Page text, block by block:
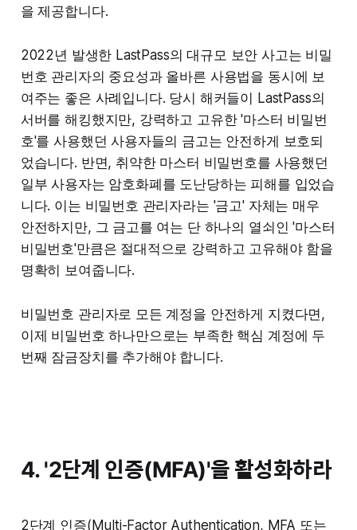
을 제공합니다.
2022년 발생한 LastPass의 대규모 보안 사고는 비밀
번호 관리자의 중요성과 올바른 사용법을 동시에 보
여주는 좋은 사례입니다. 당시 해커들이 LastPass의
서버를 해킹했지만, 강력하고 고유한 '마스터 비밀번
호'를 사용했던 사용자들의 금고는 안전하게 보호되
었습니다. 반면, 취약한 마스터 비밀번호를 사용했던
일부 사용자는 암호화폐를 도난당하는 피해를 입었습
니다. 이는 비밀번호 관리자라는 '금고' 자체는 매우
안전하지만, 그 금고를 여는 단 하나의 열쇠인 '마스터
비밀번호'만큼은 절대적으로 강력하고 고유해야 함을
명확히 보여줍니다.
비밀번호 관리자로 모든 계정을 안전하게 지켰다면,
이제 비밀번호 하나만으로는 부족한 핵심 계정에 두
번째 잠금장치를 추가해야 합니다.
4. '2단계 인증(MFA)'을 활성화하라
2단계 인증(Multi-Factor Authentication, MFA 또는